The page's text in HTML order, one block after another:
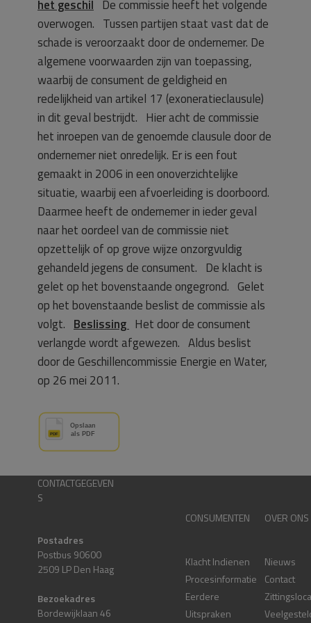
het geschil De commissie heeft het volgende
overwogen. Tussen partijen staat vast dat de
schade is veroorzaakt door de ondernemer. De
algemene voorwaarden zijn van toepassing,
waarbij de consument de geldigheid en
redelijkheid van artikel 17 (exoneratieclausule)
in dit geval bestrijdt. Hier acht de commissie
het inroepen van de genoemde clausule door de
ondernemer niet onredelijk. Er is een fout
gemaakt in 2006 in een onoverzichtelijke
situatie, waarbij een afvoerleiding is doorboord.
Daarmee heeft de ondernemer in ieder geval
naar het oordeel van de commissie niet
opzettelijk of op grove wijze onzorgvuldig
gehandeld jegens de consument. De klacht is
gelet op het bovenstaande ongegrond. Gelet
op het bovenstaande beslist de commissie als
volgt. Beslissing Het door de consument
verlangde wordt afgewezen. Aldus beslist
door de Geschillencommissie Energie en Water,
op 26 mei 2011.
CONTACTGEGEVEN
S
Postadres
Postbus 90600
2509 LP Den Haag
Bezoekadres
Bordewijklaan 46
CONSUMENTEN
Klacht Indienen
Procesinformatie
Eerdere
Uitspraken
OVER ONS
Nieuws
Contact